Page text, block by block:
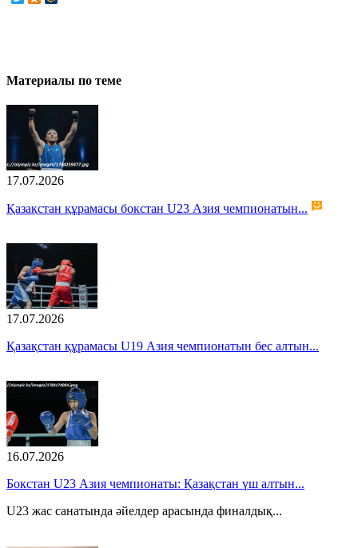
Материалы по теме
17.07.2026
Қазақстан құрамасы бокстан U23 Азия чемпионатын...
17.07.2026
Қазақстан құрамасы U19 Азия чемпионатын бес алтын...
16.07.2026
Бокстан U23 Азия чемпионаты: Қазақстан үш алтын...
U23 жас санатында әйелдер арасында финалдық...